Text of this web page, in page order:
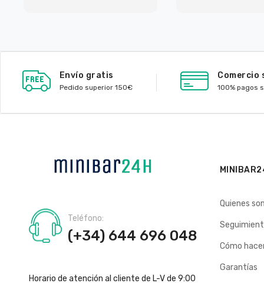
Envío gratis
Pedido superior 150€
Comercio
100% pagos
Teléfono:
(+34) 644 696 048
Horario de atención al cliente de L-V de 9:00
Quienes
Cómo
Garantías